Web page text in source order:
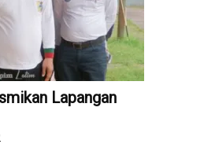
Lapangan